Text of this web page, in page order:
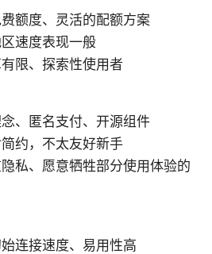
额度、灵活的配额方案
速度表现一般
限、探索性使用者
、匿名支付、开源组件
约，不太友好新手
私、愿意牺牲部分使用体验的
连接速度、易用性高